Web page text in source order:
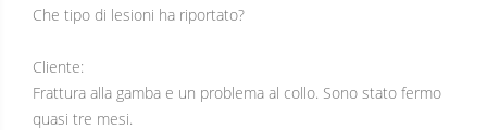
Che tipo di lesioni ha riportato?
Cliente:
Frattura alla gamba e un problema al collo. Sono stato fermo
quasi tre mesi.